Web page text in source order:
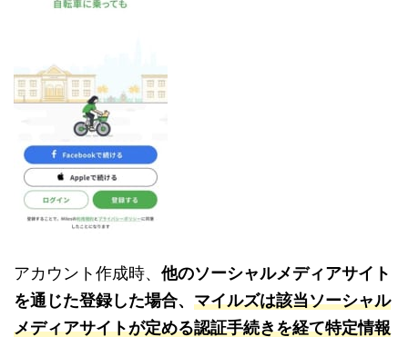
アカウント作成時、 他のソーシャルメディアサイト
を通じた登録した場合、 マイルズは該当ソーシャル
メディアサイトが定める認証手続きを経て特定情報